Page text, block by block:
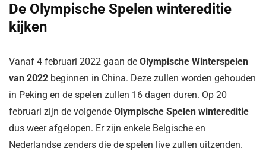
De Olympische Spelen wintereditie
kijken
Vanaf 4 februari 2022 gaan de Olympische Winterspelen
van 2022 beginnen in China. Deze zullen worden gehouden
in Peking en de spelen zullen 16 dagen duren. Op 20
februari zijn de volgende Olympische Spelen wintereditie
dus weer afgelopen. Er zijn enkele Belgische en
Nederlandse zenders die de spelen live zullen uitzenden.